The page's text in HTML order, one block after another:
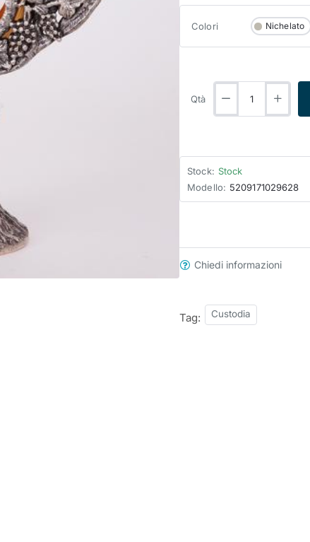
Stock: Stock
Modello: 5209171029628
Colori Nichelato
Qtà
Chiedi informazioni
Tag: Custodia